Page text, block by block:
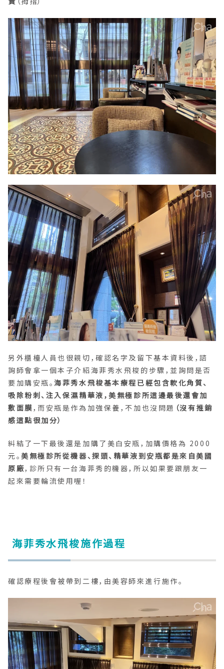
另外櫃檯人員也很親切，確認名字及留下基本資料後，諮
詢師會拿一個本子介紹海菲秀水飛梭的步驟，並詢問是否
要加購安瓶。海菲秀水飛梭基本療程已經包含軟化角質、
吸除粉刺、注入保濕精華液，美無極診所這邊最後還會加
敷面膜，而安瓶是作為加強保養，不加也沒問題 （沒有推銷
感這點很加分）
糾結了一下最後還是加購了美白安瓶，加購價格為 2000
元。美無極診所從機器、探頭、精華液到安瓶都是來自美國
原廠，診所只有一台海菲秀的機器，所以如果要跟朋友一
起來需要輪流使用喔！
海菲秀水飛梭施作過程
確認療程後會被帶到二樓，由美容師來進行施作。